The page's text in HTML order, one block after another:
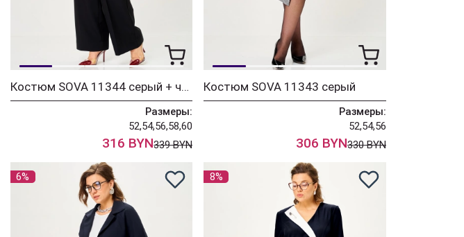
Костюм SOVA 11344 серый + черный
Размеры:
52,54,56,58,60
316 BYN339 BYN
Костюм SOVA 11343 серый
Размеры:
52,54,56
306 BYN330 BYN
6% 8%